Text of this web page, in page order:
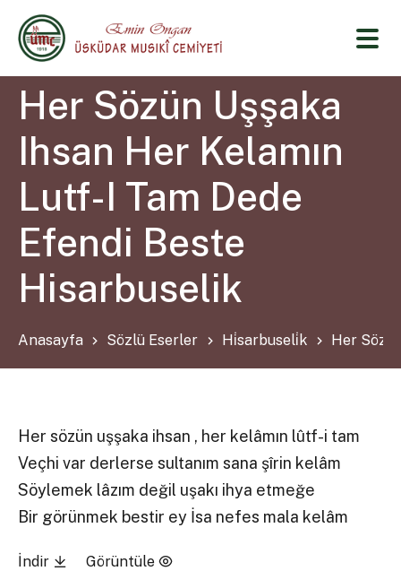
Her Sözün Uşşaka
Ihsan Her Kelamın
Lutf-I Tam Dede
Efendi Beste
Hisarbuselik
Anasayfa Sözlü Eserler Hi̇sarbuseli̇k Her
Her sözün uşşaka ihsan , her kelâmın lûtf-i tam
Veçhi var derlerse sultanım sana şîrin kelâm
Söylemek lâzım değil uşakı ihya etmeğe
Bir görünmek bestir ey İsa nefes mala kelâm
İndir Görüntüle